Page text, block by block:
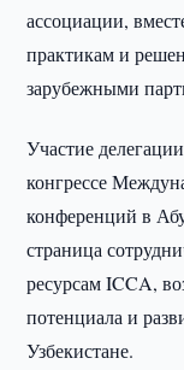
ассоциации,
практикам и
зарубежными
Участие
конгрессе
конференций в
страница
ресурсам ICCA,
потенциала и
Узбекистане.